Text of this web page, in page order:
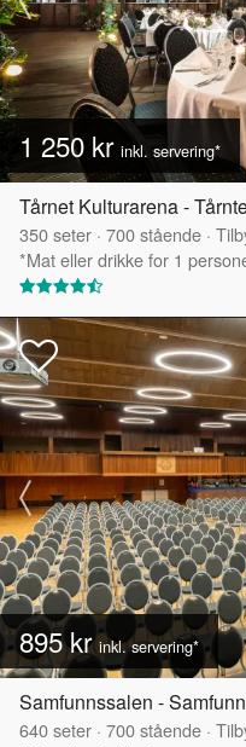
1 250 kr inkl. servering*
Tårnet Kulturarena -
350seter · 700stående ·
*Mat eller drikke for 1
895 krinkl. servering*
Samfunnssalen -
640seter · 700stående ·